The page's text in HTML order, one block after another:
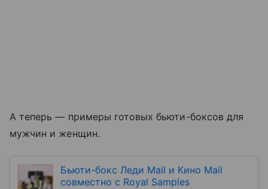
А теперь — примеры готовых бьюти-боксов для
мужчин и женщин.
Бьюти-бокс Леди Mail и Кино Mail
совместно с Royal Samples